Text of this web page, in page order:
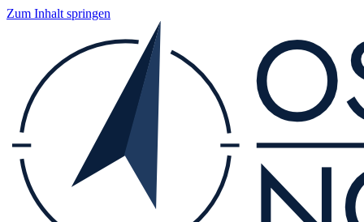
Zum Inhalt springen